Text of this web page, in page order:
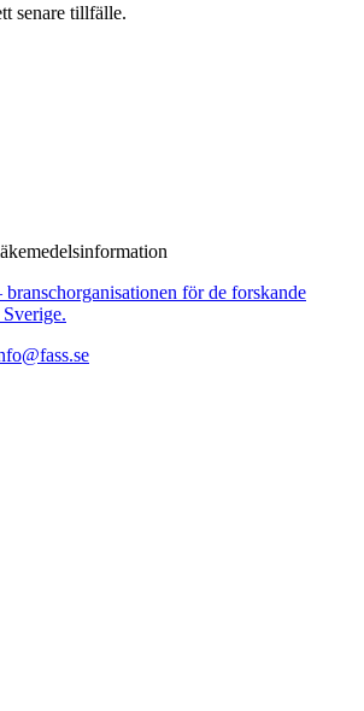
senare tillfälle.
för de forskande